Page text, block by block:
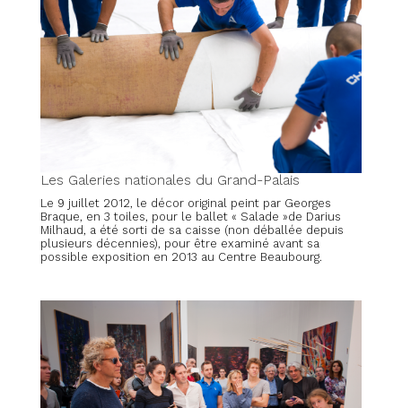
Les Galeries nationales du Grand-Palais
Le 9 juillet 2012, le décor original peint par Georges
Braque, en 3 toiles, pour le ballet « Salade »de Darius
Milhaud, a été sorti de sa caisse (non déballée depuis
plusieurs décennies), pour être examiné avant sa
possible exposition en 2013 au Centre Beaubourg.